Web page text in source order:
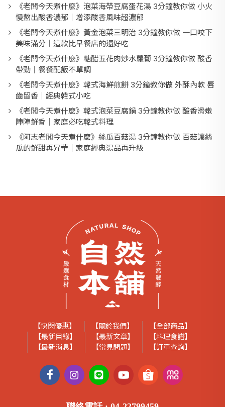
《老闆今天煮什麼》泡菜海帶豆腐蛋花湯 3分鐘教你做 小火
慢熬出酸香濃郁｜增添酸香風味超濃郁
《老闆今天煮什麼》黃金泡菜三明治 3分鐘教你做 一口咬下
美味滿分｜這款比早餐店的還好吃
《老闆今天煮什麼》糖醋五花肉炒水蘿蔔 3分鐘教你做 酸香
帶勁｜餐餐配飯不單調
《老闆今天煮什麼》韓式海鮮煎餅 3分鐘教你做 外酥內軟 唇
齒留香｜經典韓式小吃
《老闆今天煮什麼》韓式泡菜豆腐鍋 3分鐘教你做 酸香滑嫩
陣陣鮮香｜家庭必吃韓式料理
《阿志老闆今天煮什麼》絲瓜百菇湯 3分鐘教你做 百菇讓絲
瓜的鮮甜再昇華｜家庭經典湯品再升級
【快閃優惠】 【關於我們】
【全部商品】
【最新目錄】
【最新文章】
【料理食譜】
【最新消息】
【常見問題】 【訂單查詢】